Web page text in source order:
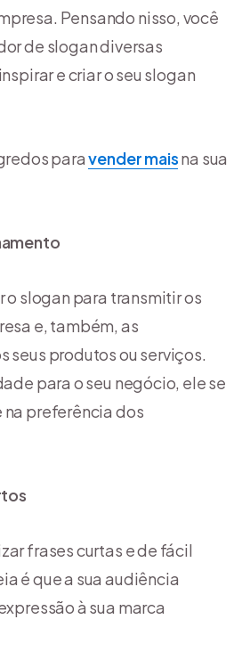
Pensando nisso, você
de slogan diversas
e criar o seu slogan
paravender maisna sua
slogan para transmitir os
e, também, as
seus produtos ou serviços.
para o seu negócio, ele se
preferência dos
frases curtas e de fácil
é que a sua audiência
à sua marca